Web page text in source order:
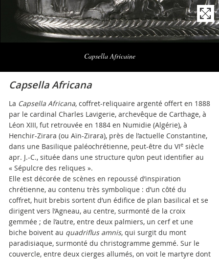
Capsella Africaine
Naviga
Capsella Africana
La Capsella Africana, coffret-reliquaire argenté offert en 1888
par le cardinal Charles Lavigerie, archevêque de Carthage, à
Léon XIII, fut retrouvée en 1884 en Numidie (Algérie), à
Henchir-Zirara (ou Aïn-Zirara), près de l’actuelle Constantine,
dans une Basilique paléochrétienne, peut-être du VIesiècle
apr. J.-C., située dans une structure qu’on peut identifier au
« Sépulcre des reliques ».
Elle est décorée de scènes en repoussé d’inspiration
chrétienne, au contenu très symbolique : d’un côté du
coffret, huit brebis sortent d’un édifice de plan basilical et se
dirigent vers l’Agneau, au centre, surmonté de la croix
gemmée ; de l’autre, entre deux palmiers, un cerf et une
biche boivent au quadriflus amnis, qui surgit du mont
paradisiaque, surmonté du christogramme gemmé. Sur le
couvercle, entre deux cierges allumés, on voit le martyre dont